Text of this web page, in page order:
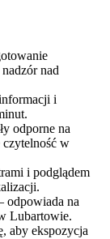
nad
i
odporne na
czytelność w
i podglądem
odpowiada na
Lubartowie.
aby ekspozycja